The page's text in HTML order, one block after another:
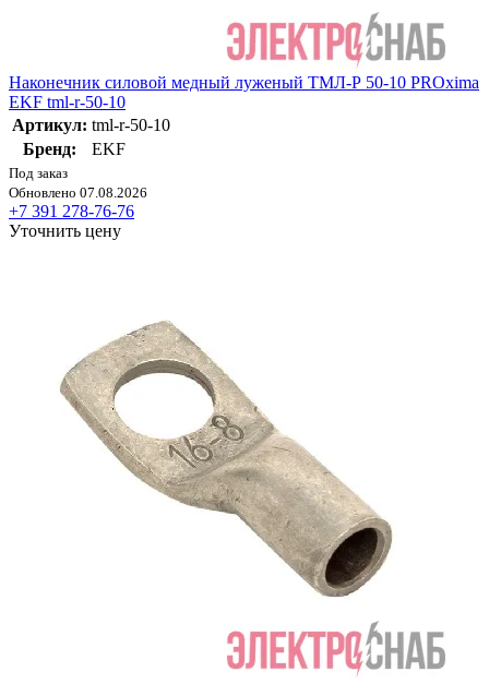
Наконечник силовой медный луженый ТМЛ-Р 50-10 PROxima
EKF tml-r-50-10
Артикул: tml-r-50-10
Бренд:
EKF
Под заказ
Обновлено 07.08.2026
+7 391 278-76-76
Уточнить цену